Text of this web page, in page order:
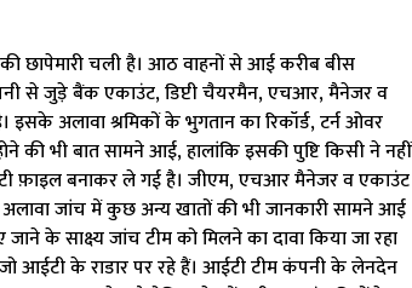
छापेमारी चली है। आठ वाहनों से आई करीब बीस
से जुड़े बैंक एकाउंट, डिप्टी चैयरमैन, एचआर, मैनेजर व
अलावा श्रमिकों के भुगतान का रिकॉर्ड, टर्न ओवर
की भी बात सामने आई, हालांकि इसकी पुष्टि किसी ने नहीं
फ़ाइल बनाकर ले गई है। जीएम, एचआर मैनेजर व एकाउंट
जांच में कुछ अन्य खातों की भी जानकारी सामने आई
के साक्ष्य जांच टीम को मिलने का दावा किया जा रहा
जो आईटी के राडार पर रहे हैं। आईटी टीम कंपनी के लेनदेन